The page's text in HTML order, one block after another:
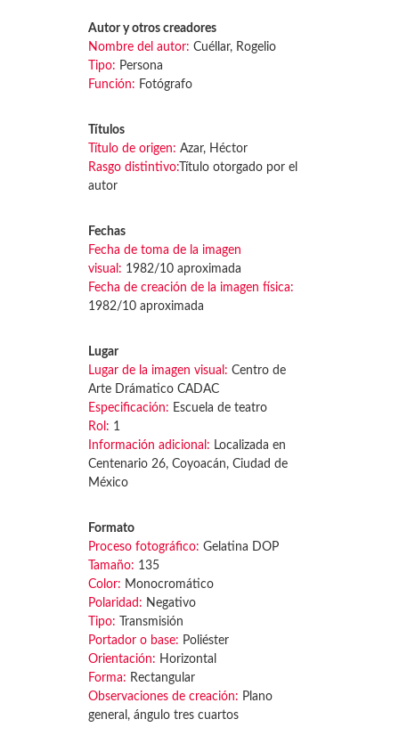
Autor y otros creadores
Nombre del autor: Cuéllar, Rogelio
Tipo: Persona
Función: Fotógrafo
Títulos
Título de origen: Azar, Héctor
Rasgo distintivo: Título otorgado por el
autor
Fechas
Fecha de toma de la imagen
visual: 1982/10 aproximada
Fecha de creación de la imagen física:
1982/10 aproximada
Lugar
Lugar de la imagen visual: Centro de
Arte Drámatico CADAC
Especificación: Escuela de teatro
Rol: 1
Información adicional: Localizada en
Centenario 26, Coyoacán, Ciudad de
México
Formato
Proceso fotográfico: Gelatina DOP
Tamaño: 135
Color: Monocromático
Polaridad: Negativo
Tipo: Transmisión
Portador o base: Poliéster
Orientación: Horizontal
Forma: Rectangular
Observaciones de creación: Plano
general, ángulo tres cuartos